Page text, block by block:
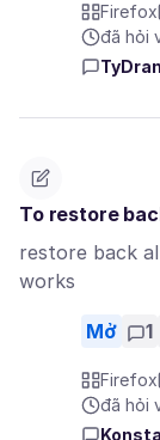
Firefox
đã hỏi
To restore
restore back
works
Mở 1
Firefox
đã hỏi